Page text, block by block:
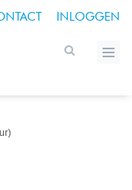
INLOGGEN